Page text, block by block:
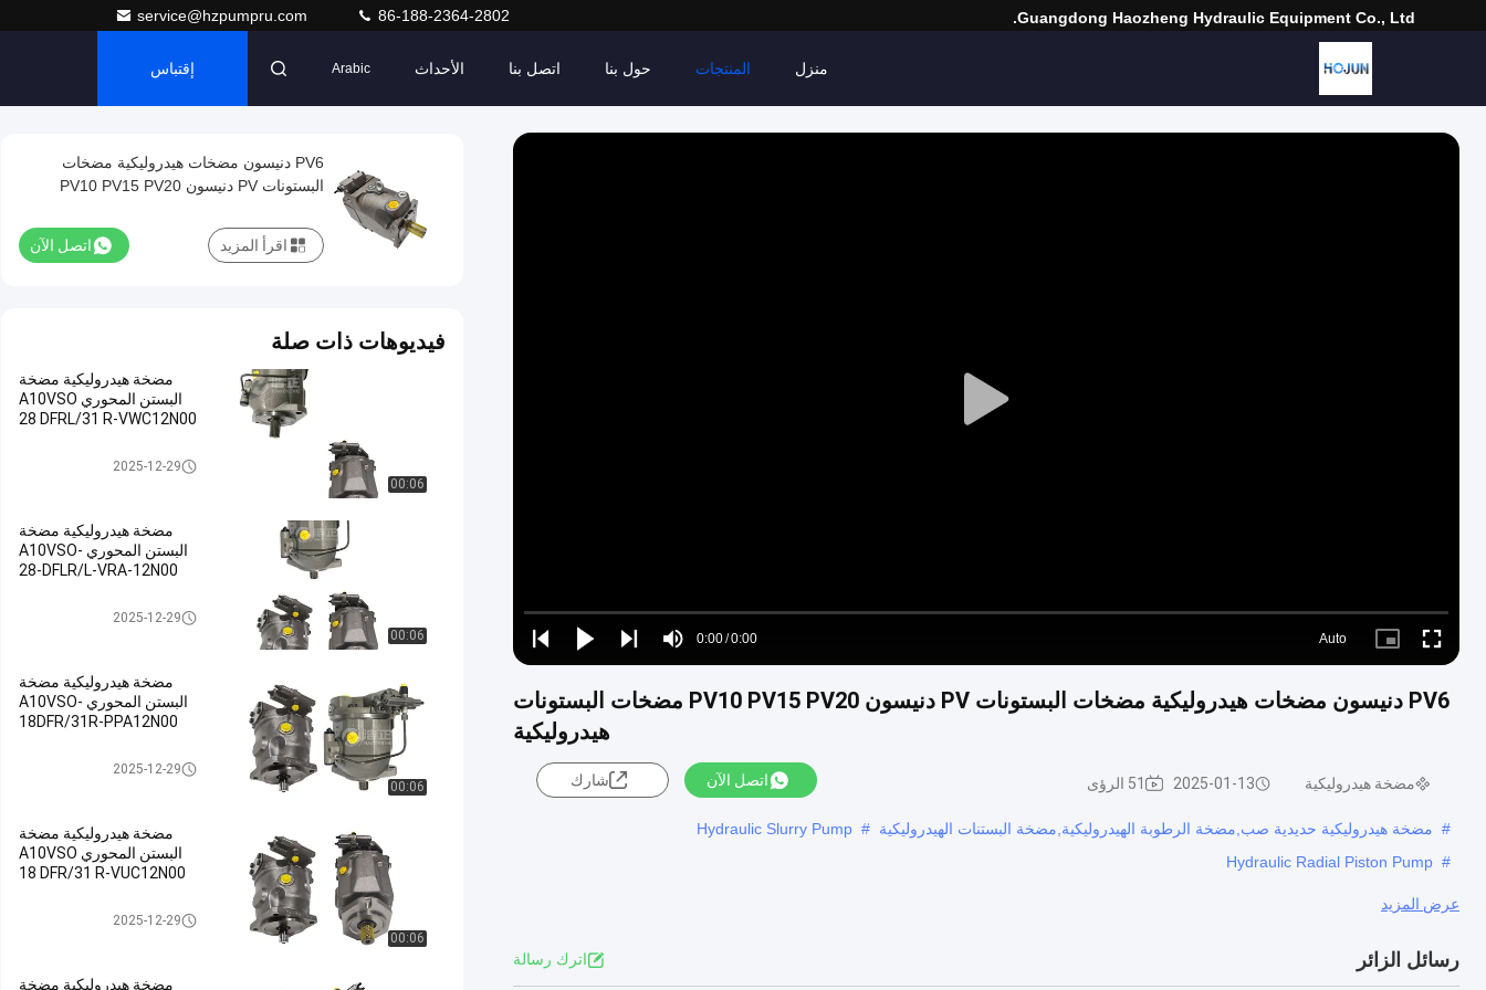
Guangdong Haozheng Hydraulic Equipment Co., Ltd.
service@hzpumpru.com 86-188-2364-2802
منزل المنتجات حول بنا اتصل بنا الأحداث Arabic إقتباس
Play
Play
Play
Play
Mute
Time
0:00/0:00
Loaded:
0%
Auto
Picture- Fullscreen
PV6 دنيسون مضخات هيدروليكية مضخات البستونات PV دنيسون PV10 PV15 PV20 مضخات البستونات
هيدروليكية
مضخة هيدروليكية 2025-01-13 51 الرؤى اتصل الآن شارك
# مضخة هيدروليكية حديدية صب,مضخة الرطوبة الهيدروليكية,مضخة البستنات الهيدروليكية #
Hydraulic Slurry Pump
#
Hydraulic Radial Piston Pump
عرض المزيد
رسائل الزائر اترك رسالة
PV6 دنيسون مضخات هيدروليكية مضخات
البستونات PV دنيسون PV10 PV15 PV20
اتصل الآن اقرأ المزيد
فيديوهات ذات صلة
00:06
مضخة هيدروليكية مضخة
البستن المحوري A10VSO
28 DFRL/31 R-VWC12N00
2025-12-29
00:06
مضخة هيدروليكية مضخة
البستن المحوري A10VSO-
28-DFLR/L-VRA-12N00
2025-12-29
00:06
مضخة هيدروليكية مضخة
البستن المحوري A10VSO-
18DFR/31R-PPA12N00
2025-12-29
00:06
مضخة هيدروليكية مضخة
البستن المحوري A10VSO
18 DFR/31 R-VUC12N00
2025-12-29
مضخة هيدروليكية مضخة